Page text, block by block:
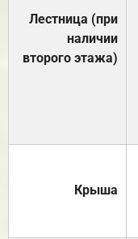
Лестница (при
наличии
второго этажа)
Крыша